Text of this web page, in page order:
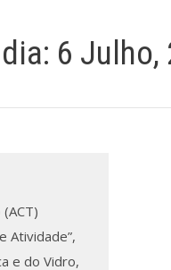
6 Julho,
Atividade”,
e do Vidro,